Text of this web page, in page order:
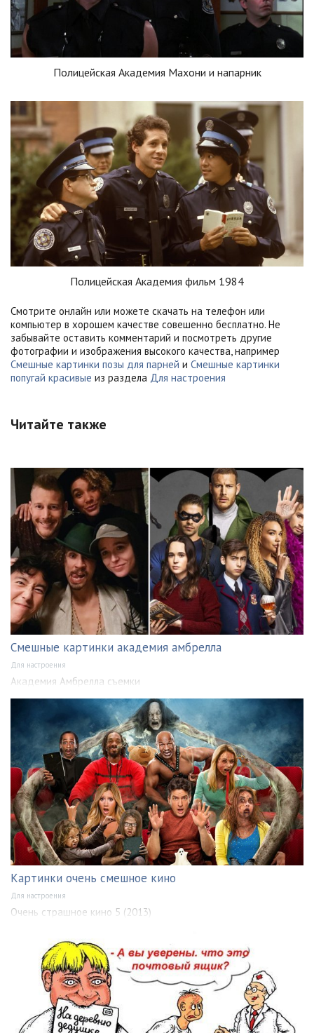
Полицейская Академия Махони и напарник
Полицейская Академия фильм 1984
Смотрите онлайн или можете скачать на телефон или
компьютер в хорошем качестве совешенно бесплатно. Не
забывайте оставить комментарий и посмотреть другие
фотографии и изображения высокого качества, например
Смешные картинки позы для парней и Смешные картинки
попугай красивые из раздела Для настроения
Читайте также
Смешные картинки академия амбрелла
Для настроения
Академия Амбрелла съемки
Картинки очень смешное кино
Для настроения
Очень страшное кино 5 (2013)